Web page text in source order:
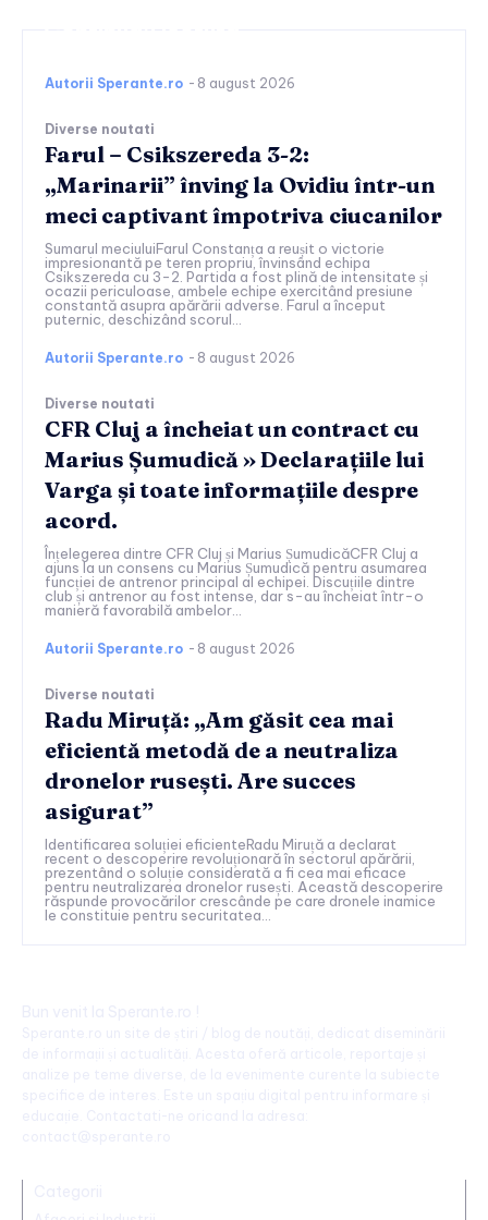
Autorii Sperante.ro - 8 august 2026
Diverse noutati
Farul – Csikszereda 3-2:
„Marinarii” înving la Ovidiu într-un
meci captivant împotriva ciucanilor
Sumarul meciuluiFarul Constanța a reușit o victorie
impresionantă pe teren propriu, învinsând echipa
Csikszereda cu 3-2. Partida a fost plină de intensitate și
ocazii periculoase, ambele echipe exercitând presiune
constantă asupra apărării adverse. Farul a început
puternic, deschizând scorul...
Autorii Sperante.ro - 8 august 2026
Diverse noutati
CFR Cluj a încheiat un contract cu
Marius Șumudică » Declarațiile lui
Varga și toate informațiile despre
acord.
Înțelegerea dintre CFR Cluj și Marius ȘumudicăCFR Cluj a
ajuns la un consens cu Marius Șumudică pentru asumarea
funcției de antrenor principal al echipei. Discuțiile dintre
club și antrenor au fost intense, dar s-au încheiat într-o
manieră favorabilă ambelor...
Autorii Sperante.ro - 8 august 2026
Diverse noutati
Radu Miruță: „Am găsit cea mai
eficientă metodă de a neutraliza
dronelor rusești. Are succes
asigurat”
Identificarea soluției eficienteRadu Miruță a declarat
recent o descoperire revoluționară în sectorul apărării,
prezentând o soluție considerată a fi cea mai eficace
pentru neutralizarea dronelor rusești. Această descoperire
răspunde provocărilor crescânde pe care dronele inamice
le constituie pentru securitatea...